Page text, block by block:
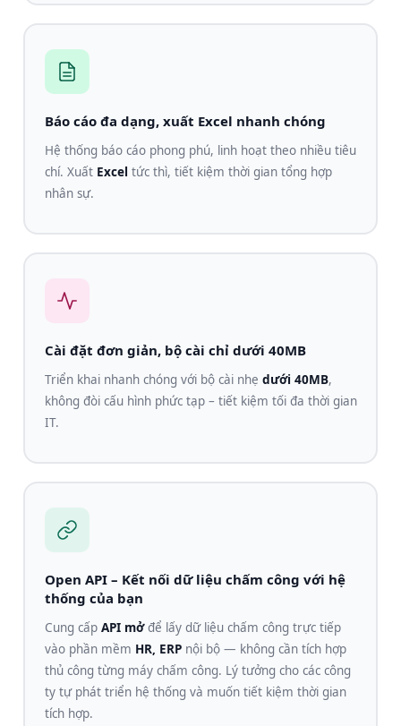
Báo cáo đa dạng, xuất Excel nhanh chóng
Hệ thống báo cáo phong phú, linh hoạt theo nhiều tiêu
chí. Xuất Excel tức thì, tiết kiệm thời gian tổng hợp
nhân sự.
Cài đặt đơn giản, bộ cài chỉ dưới 40MB
Triển khai nhanh chóng với bộ cài nhẹ dưới 40MB,
không đòi cấu hình phức tạp – tiết kiệm tối đa thời gian
IT.
Open API – Kết nối dữ liệu chấm công với hệ
thống của bạn
Cung cấp API mởđể lấy dữ liệu chấm công trực tiếp
vào phần mềm HR, ERPnội bộ — không cần tích hợp
thủ công từng máy chấm công. Lý tưởng cho các công
ty tự phát triển hệ thống và muốn tiết kiệm thời gian
tích hợp.